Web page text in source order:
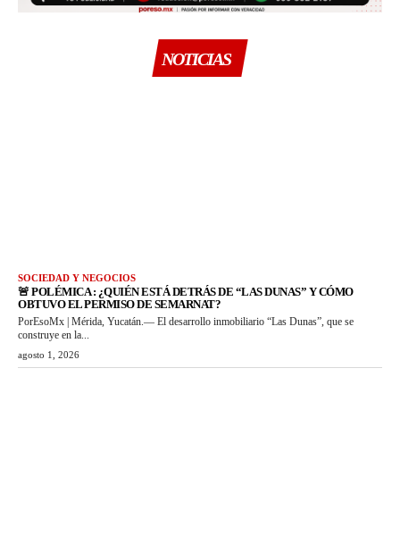
NOTICIAS
SOCIEDAD Y NEGOCIOS
🚨 POLÉMICA : ¿QUIÉN ESTÁ DETRÁS DE “LAS DUNAS” Y CÓMO
OBTUVO EL PERMISO DE SEMARNAT?
PorEsoMx | Mérida, Yucatán.— El desarrollo inmobiliario “Las Dunas”, que se
construye en la...
agosto 1, 2026